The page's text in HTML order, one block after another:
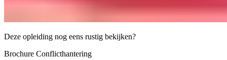
Deze opleiding nog eens rustig bekijken?
Brochure Conflicthantering